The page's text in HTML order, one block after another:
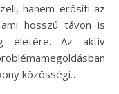
hanem erősíti az
hosszú távon is
életére. Az aktív
közösségi…